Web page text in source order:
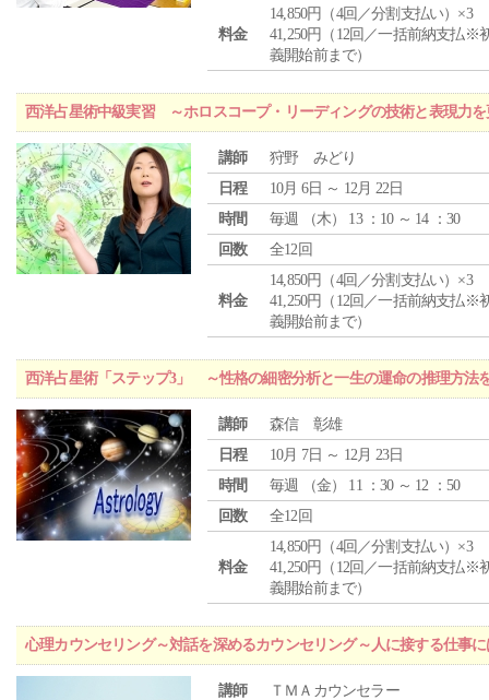
料金
14,850円（4回／分割支払い）×3
41,250円（12回／一括前納支払※
義開始前まで）
西洋占星術中級実習 ～ホロスコープ・リーディングの技術と表現力
講師
狩野 みどり
日程
10月 6日 ～ 12月 22日
時間
毎週 （木） 13 ：10 ～ 14 ：30
回数
全12回
料金
14,850円（4回／分割支払い）×3
41,250円（12回／一括前納支払※
義開始前まで）
西洋占星術「ステップ3」 ～性格の細密分析と一生の運命の推理方法
講師
森信 彰雄
日程
10月 7日 ～ 12月 23日
時間
毎週 （金） 11 ：30 ～ 12 ：50
回数
全12回
料金
14,850円（4回／分割支払い）×3
41,250円（12回／一括前納支払※
義開始前まで）
心理カウンセリング～対話を深めるカウンセリング～人に接する仕事
講師 ＴＭＡカウンセラー